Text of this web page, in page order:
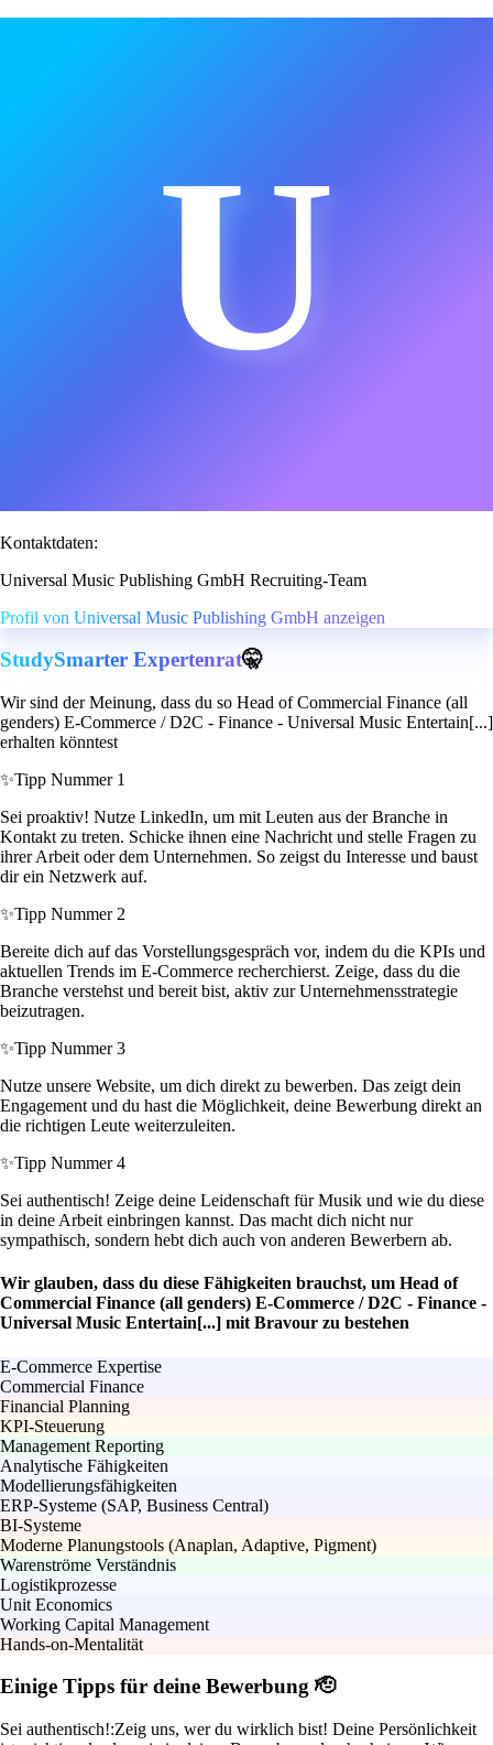
U
Kontaktdaten:
Universal Music Publishing GmbH Recruiting-Team
Profil von Universal Music Publishing GmbH anzeigen
StudySmarter Expertenrat🤫
Wir sind der Meinung, dass du so Head of Commercial Finance (all
genders) E-Commerce / D2C - Finance - Universal Music Entertain[...]
erhalten könntest
✨Tipp Nummer 1
Sei proaktiv! Nutze LinkedIn, um mit Leuten aus der Branche in
Kontakt zu treten. Schicke ihnen eine Nachricht und stelle Fragen zu
ihrer Arbeit oder dem Unternehmen. So zeigst du Interesse und baust
dir ein Netzwerk auf.
✨Tipp Nummer 2
Bereite dich auf das Vorstellungsgespräch vor, indem du die KPIs und
aktuellen Trends im E-Commerce recherchierst. Zeige, dass du die
Branche verstehst und bereit bist, aktiv zur Unternehmensstrategie
beizutragen.
✨Tipp Nummer 3
Nutze unsere Website, um dich direkt zu bewerben. Das zeigt dein
Engagement und du hast die Möglichkeit, deine Bewerbung direkt an
die richtigen Leute weiterzuleiten.
✨Tipp Nummer 4
Sei authentisch! Zeige deine Leidenschaft für Musik und wie du diese
in deine Arbeit einbringen kannst. Das macht dich nicht nur
sympathisch, sondern hebt dich auch von anderen Bewerbern ab.
Wir glauben, dass du diese Fähigkeiten brauchst, um Head of
Commercial Finance (all genders) E-Commerce / D2C - Finance -
Universal Music Entertain[...] mit Bravour zu bestehen
E-Commerce Expertise
Commercial Finance
Financial Planning
KPI-Steuerung
Management Reporting
Analytische Fähigkeiten
Modellierungsfähigkeiten
ERP-Systeme (SAP, Business Central)
BI-Systeme
Moderne Planungstools (Anaplan, Adaptive, Pigment)
Warenströme Verständnis
Logistikprozesse
Unit Economics
Working Capital Management
Hands-on-Mentalität
Einige Tipps für deine Bewerbung 🫡
Sei authentisch!:Zeig uns, wer du wirklich bist! Deine Persönlichkeit